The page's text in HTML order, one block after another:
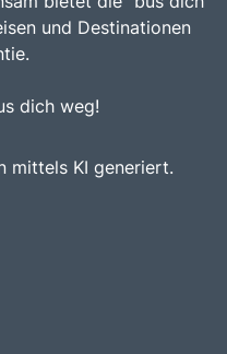
und Destinationen
dich weg!
mittels KI generiert.